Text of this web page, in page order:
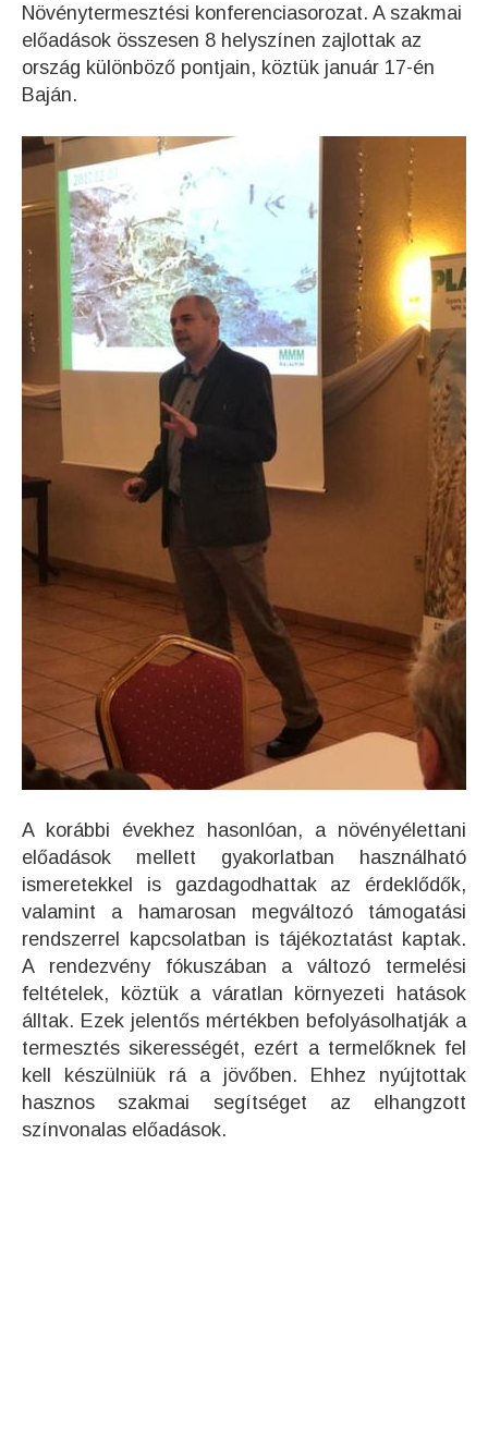
Növénytermesztési konferenciasorozat. A szakmai
előadások összesen 8 helyszínen zajlottak az
ország különböző pontjain, köztük január 17-én
Baján.
A korábbi évekhez hasonlóan, a növényélettani
előadások mellett gyakorlatban használható
ismeretekkel is gazdagodhattak az érdeklődők,
valamint a hamarosan megváltozó támogatási
rendszerrel kapcsolatban is tájékoztatást kaptak.
A rendezvény fókuszában a változó termelési
feltételek, köztük a váratlan környezeti hatások
álltak. Ezek jelentős mértékben befolyásolhatják a
termesztés sikerességét, ezért a termelőknek fel
kell készülniük rá a jövőben. Ehhez nyújtottak
hasznos szakmai segítséget az elhangzott
színvonalas előadások.